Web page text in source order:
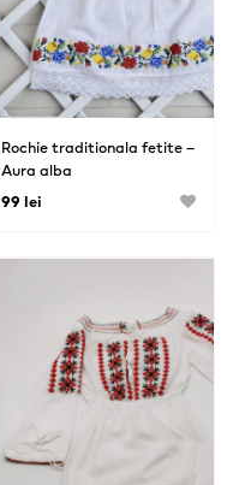
Rochie traditionala fetite –
Aura alba
99 lei